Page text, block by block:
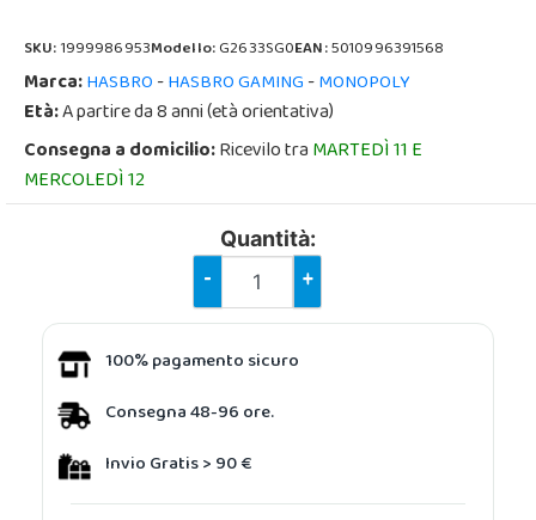
SKU:1999986953Modello:G2633SG0EAN:5010996391568
Marca:HASBRO-HASBRO GAMING-MONOPOLY
Età:A partire da 8 anni (età orientativa)
Consegna a domicilio:Ricevilo traMARTEDÌ 11 E
MERCOLEDÌ 12
Quantità:
- +
100% pagamento sicuro
Consegna 48-96 ore.
Invio Gratis > 90 €